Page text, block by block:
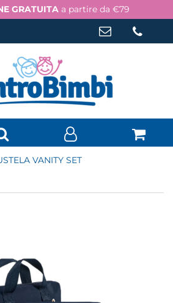
GRATUITA a partire da €79
VANITY SET